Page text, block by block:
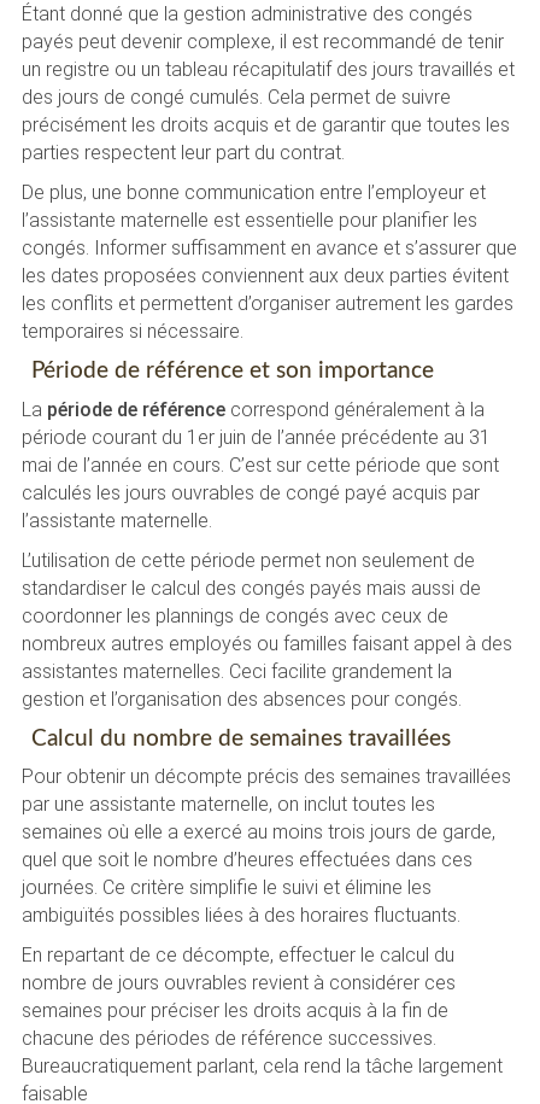
Étant donné que la gestion administrative des congés
payés peut devenir complexe, il est recommandé de tenir
un registre ou un tableau récapitulatif des jours travaillés et
des jours de congé cumulés. Cela permet de suivre
précisément les droits acquis et de garantir que toutes les
parties respectent leur part du contrat.
De plus, une bonne communication entre l’employeur et
l’assistante maternelle est essentielle pour planifier les
congés. Informer suffisamment en avance et s’assurer que
les dates proposées conviennent aux deux parties évitent
les conflits et permettent d’organiser autrement les gardes
temporaires si nécessaire.
Période de référence et son importance
La période de référencecorrespond généralement à la
période courant du 1er juin de l’année précédente au 31
mai de l’année en cours. C’est sur cette période que sont
calculés les jours ouvrables de congé payé acquis par
l’assistante maternelle.
L’utilisation de cette période permet non seulement de
standardiser le calcul des congés payés mais aussi de
coordonner les plannings de congés avec ceux de
nombreux autres employés ou familles faisant appel à des
assistantes maternelles. Ceci facilite grandement la
gestion et l’organisation des absences pour congés.
Calcul du nombre de semaines travaillées
Pour obtenir un décompte précis des semaines travaillées
par une assistante maternelle, on inclut toutes les
semaines où elle a exercé au moins trois jours de garde,
quel que soit le nombre d’heures effectuées dans ces
journées. Ce critère simplifie le suivi et élimine les
ambiguïtés possibles liées à des horaires fluctuants.
En repartant de ce décompte, effectuer le calcul du
nombre de jours ouvrables revient à considérer ces
semaines pour préciser les droits acquis à la fin de
chacune des périodes de référence successives.
Bureaucratiquement parlant, cela rend la tâche largement
faisable